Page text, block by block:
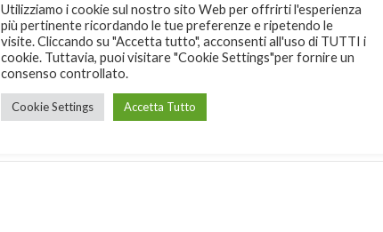
ADDITIONAL INFORMATION REVIEWS (0)
Utilizziamo i cookie sul nostro sito Web per offrirti l'esperienza
più pertinente ricordando le tue preferenze e ripetendo le
visite. Cliccando su "Accetta tutto", acconsenti all'uso di TUTTI i
cookie. Tuttavia, puoi visitare "Cookie Settings"per fornire un
consenso controllato.
Cookie Settings Accetta Tutto